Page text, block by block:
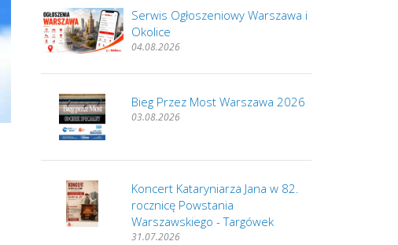
Serwis Ogłoszeniowy Warszawa i
Okolice
04.08.2026
Bieg Przez Most Warszawa 2026
03.08.2026
Koncert Kataryniarza Jana w 82.
rocznicę Powstania
Warszawskiego - Targówek
31.07.2026